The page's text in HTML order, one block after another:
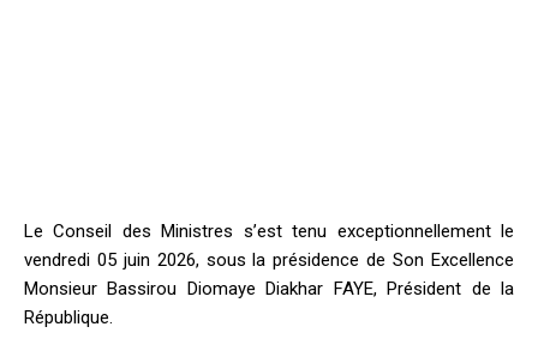
Le Conseil des Ministres s’est tenu exceptionnellement le
vendredi 05 juin 2026, sous la présidence de Son Excellence
Monsieur Bassirou Diomaye Diakhar FAYE, Président de la
République.